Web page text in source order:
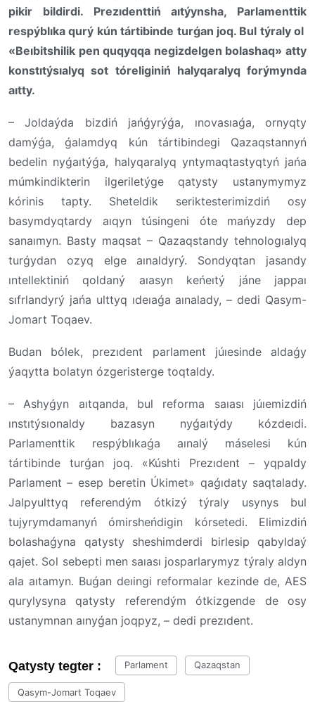
pikir bildirdi. Prezıdenttiń aıtýynsha, Parlamenttik
respýblıka qurý kún tártibinde turǵan joq. Bul týraly ol
«Beıbitshilik pen quqyqqa negizdelgen bolashaq» atty
konstıtýsıalyq sot tóreliginiń halyqaralyq forýmynda
aıtty.
– Joldaýda bizdiń jańǵyrýǵa, ınovasıaǵa, ornyqty
damýǵa, ǵalamdyq kún tártibindegi Qazaqstannyń
bedelin nyǵaıtýǵa, halyqaralyq yntymaqtastyqtyń jańa
múmkindikterin ilgeriletýge qatysty ustanymymyz
kórinis tapty. Sheteldik seriktesterimizdiń osy
basymdyqtardy aıqyn túsingeni óte mańyzdy dep
sanaımyn. Basty maqsat – Qazaqstandy tehnologıalyq
turǵydan ozyq elge aınaldyrý. Sondyqtan jasandy
ıntellektiniń qoldaný aıasyn keńeıtý jáne jappaı
sıfrlandyrý jańa ulttyq ıdeıaǵa aınalady, – dedi Qasym-
Jomart Toqaev.
Budan bólek, prezıdent parlament júıesinde aldaǵy
ýaqytta bolatyn ózgeristerge toqtaldy.
– Ashyǵyn aıtqanda, bul reforma saıası júıemizdiń
ınstıtýsıonaldy bazasyn nyǵaıtýdy kózdeıdi.
Parlamenttik respýblıkaǵa aınalý máselesi kún
tártibinde turǵan joq. «Kúshti Prezıdent – yqpaldy
Parlament – esep beretin Úkimet» qaǵıdaty saqtalady.
Jalpyulttyq referendým ótkizý týraly usynys bul
tujyrymdamanyń ómirsheńdigin kórsetedi. Elimizdiń
bolashaǵyna qatysty sheshimderdi birlesip qabyldaý
qajet. Sol sebepti men saıası josparlarymyz týraly aldyn
ala aıtamyn. Buǵan deıingi reformalar kezinde de, AES
qurylysyna qatysty referendým ótkizgende de osy
ustanymnan aınyǵan joqpyz, – dedi prezıdent.
Qatysty tegter : Parlament Qazaqstan
Qasym-Jomart Toqaev